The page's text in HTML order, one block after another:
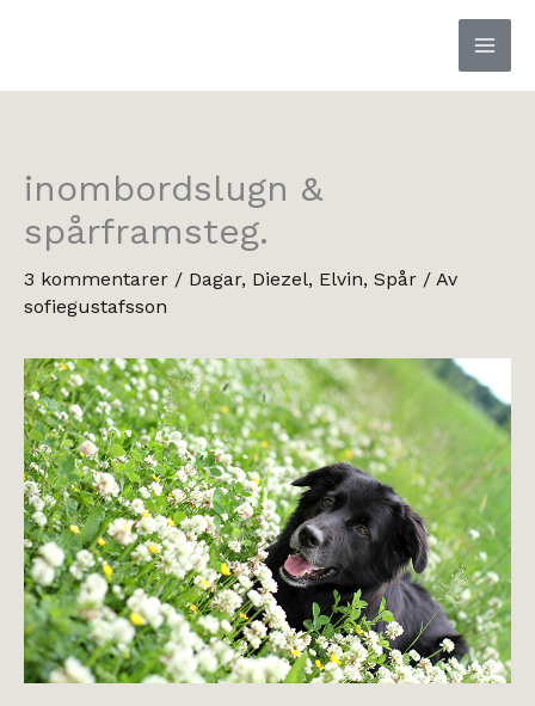
inombordslugn &
spårframsteg.
3 kommentarer / Dagar, Diezel, Elvin, Spår / Av
sofiegustafsson